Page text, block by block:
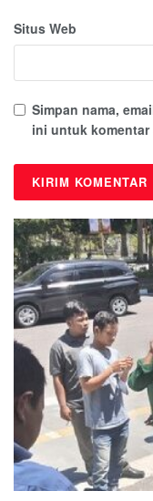
Situs Web
Simpan nama,
ini untuk